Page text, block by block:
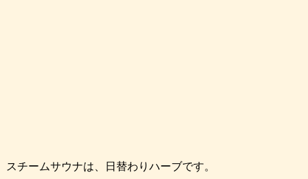
スチームサウナは、日替わりハーブです。